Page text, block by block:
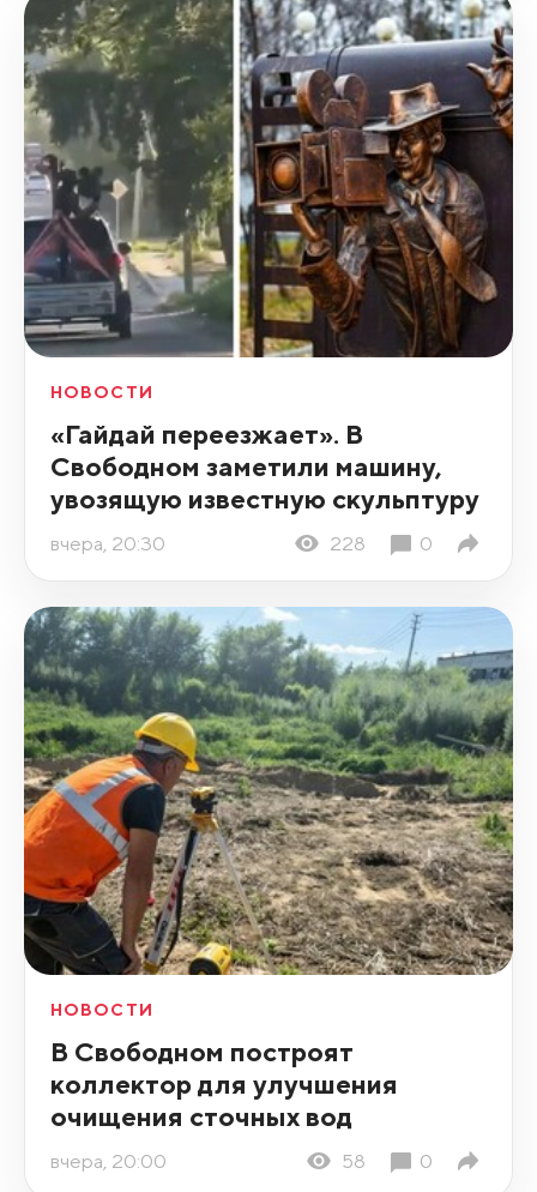
НОВОСТИ
«Гайдай переезжает». В
Свободном заметили машину,
увозящую известную скульптуру
вчера, 20:30 228 0
НОВОСТИ
В Свободном построят
коллектор для улучшения
очищения сточных вод
вчера, 20:00 58 0